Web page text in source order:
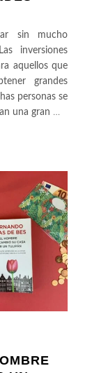
sin mucho
inversiones
aquellos que
grandes
personas se
una gran …